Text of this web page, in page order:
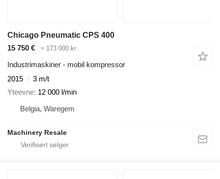
Chicago Pneumatic CPS 400
15 750 €
≈ 173 000 kr
Industrimaskiner - mobil kompressor
2015
3 m/t
Yteevne 12 000 l/min
Belgia, Waregem
Machinery Resale